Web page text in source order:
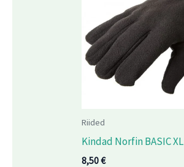
Riided
Kindad Norfin BASIC XL
8,50€